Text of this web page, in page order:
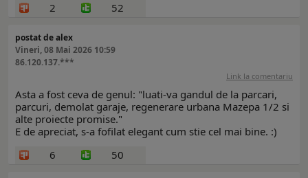
2
52
postat de alex
Vineri, 08 Mai 2026 10:59
86.120.137.***
Link la comentariu
Asta a fost ceva de genul: "luati-va gandul de la parcari,
parcuri, demolat garaje, regenerare urbana Mazepa 1/2 si
alte proiecte promise."
E de apreciat, s-a fofilat elegant cum stie cel mai bine. :)
6
50